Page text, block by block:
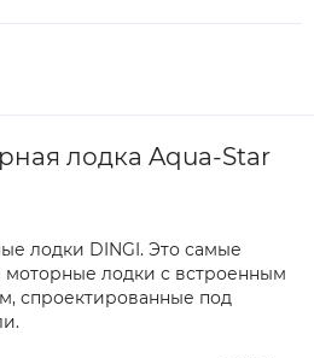
лодка Aqua-Star
лодки DINGI. Это самые
моторные лодки с встроенным
спроектированные под